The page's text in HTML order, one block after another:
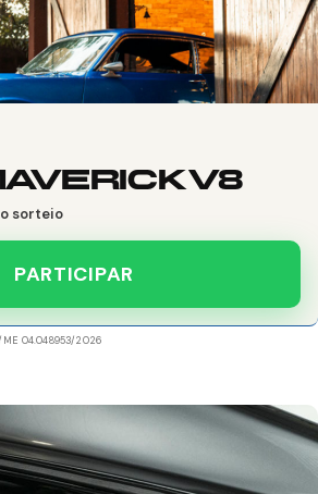
V8
sorteio
PARTICIPAR
04.048953/2026